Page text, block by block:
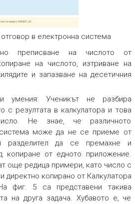
в електронна система
преписване на числото от
на числото, изтриване на
и запазване на десетичния
умения: Ученикът не разбира
с резултата в калкулатора и това
Не знае, че различното
може да не се приеме от
разделител да се премахне и
копиране от едното приложение.
още редица примери, като число с
директно копирано отКалкулатора
фиг. 5 са представени такива
на друга задача. Хубавото е, че